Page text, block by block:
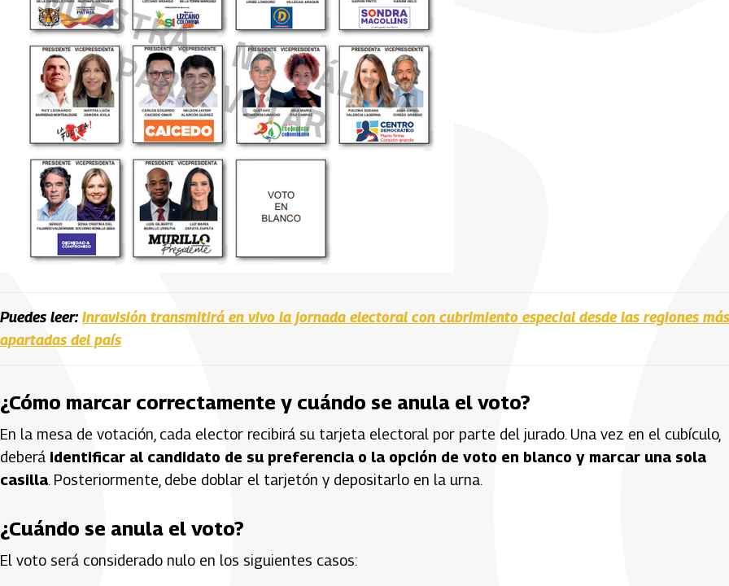
Puedes leer: Inravisión transmitirá en vivo la jornada electoral con cubrimiento especial desde las regiones más
apartadas del país
¿Cómo marcar correctamente y cuándo se anula el voto?
En la mesa de votación, cada elector recibirá su tarjeta electoral por parte del jurado. Una vez en el cubículo,
deberá identificar al candidato de su preferencia o la opción de voto en blanco y marcar una sola
casilla. Posteriormente, debe doblar el tarjetón y depositarlo en la urna.
¿Cuándo se anula el voto?
El voto será considerado nulo en los siguientes casos: